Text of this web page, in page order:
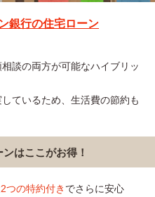
銀行の住宅ローン
談の両方が可能なハイブリッ
ているため、生活費の節約も
はここがお得！
2つの特約付き でさらに安心